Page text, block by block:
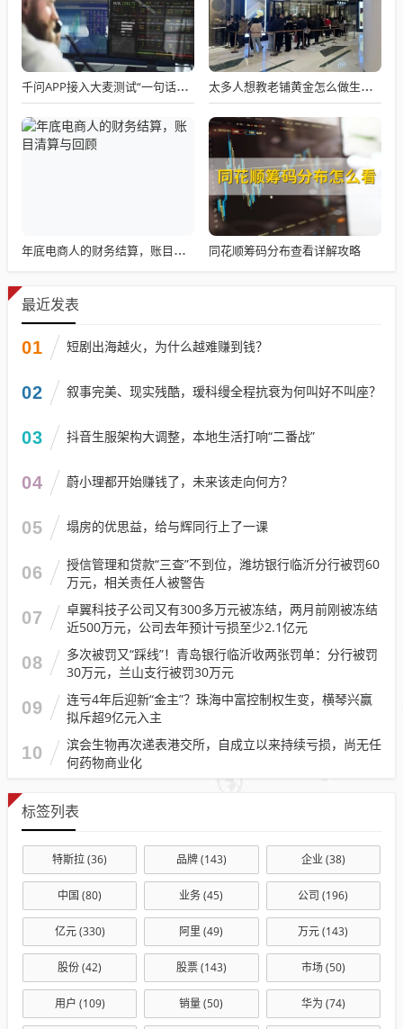
千问APP接入大麦测试“一句话买电影票” 太多人想教老铺黄金怎么做生意了
年底电商人的财务结算，账目清算与回顾 同花顺筹码分布查看详解攻略
最近发表
01 短剧出海越火，为什么越难赚到钱？
02 叙事完美、现实残酷，瑷科缦全程抗衰为何叫好不叫座？
03 抖音生服架构大调整，本地生活打响“二番战”
04 蔚小理都开始赚钱了，未来该走向何方？
05 塌房的优思益，给与辉同行上了一课
06
授信管理和贷款“三查”不到位，潍坊银行临沂分行被罚60
万元，相关责任人被警告
07
卓翼科技子公司又有300多万元被冻结，两月前刚被冻结
近500万元，公司去年预计亏损至少2.1亿元
08
多次被罚又“踩线”！青岛银行临沂收两张罚单：分行被罚
30万元，兰山支行被罚30万元
09
连亏4年后迎新“金主”？珠海中富控制权生变，横琴兴赢
拟斥超9亿元入主
10
滨会生物再次递表港交所，自成立以来持续亏损，尚无任
何药物商业化
标签列表
特斯拉(36) 品牌(143) 企业(38)
中国 (80) 业务(45) 公司 (196)
亿元(330) 阿里 (49) 万元(143)
股份(42) 股票(143) 市场(50)
用户 (109) 销量(50) 华为 (74)